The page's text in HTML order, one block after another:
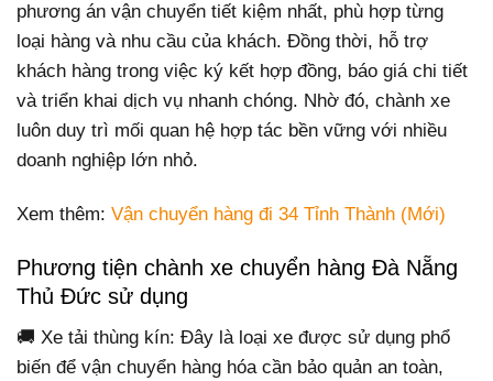
phương án vận chuyển tiết kiệm nhất, phù hợp từng
loại hàng và nhu cầu của khách. Đồng thời, hỗ trợ
khách hàng trong việc ký kết hợp đồng, báo giá chi tiết
và triển khai dịch vụ nhanh chóng. Nhờ đó, chành xe
luôn duy trì mối quan hệ hợp tác bền vững với nhiều
doanh nghiệp lớn nhỏ.
Xem thêm: Vận chuyển hàng đi 34 Tỉnh Thành (Mới)
Phương tiện chành xe chuyển hàng Đà Nẵng
Thủ Đức sử dụng
🚚 Xe tải thùng kín: Đây là loại xe được sử dụng phổ
biến để vận chuyển hàng hóa cần bảo quản an toàn,